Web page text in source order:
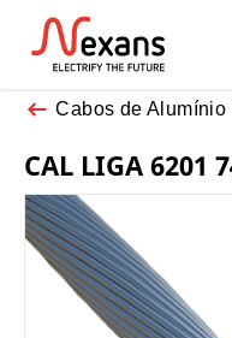
Cabos de Alumínio
CAL LIGA 6201